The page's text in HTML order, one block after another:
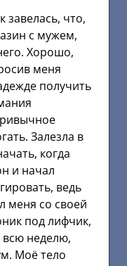
что,
с мужем,
Хорошо,
меня
получить
Залезла в
когда
и начал
ведь
меня со своей
под лифчик,
неделю,
Моё тело